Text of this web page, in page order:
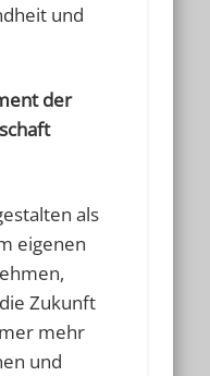
und
der
als
eigenen
Zukunft
mehr
und